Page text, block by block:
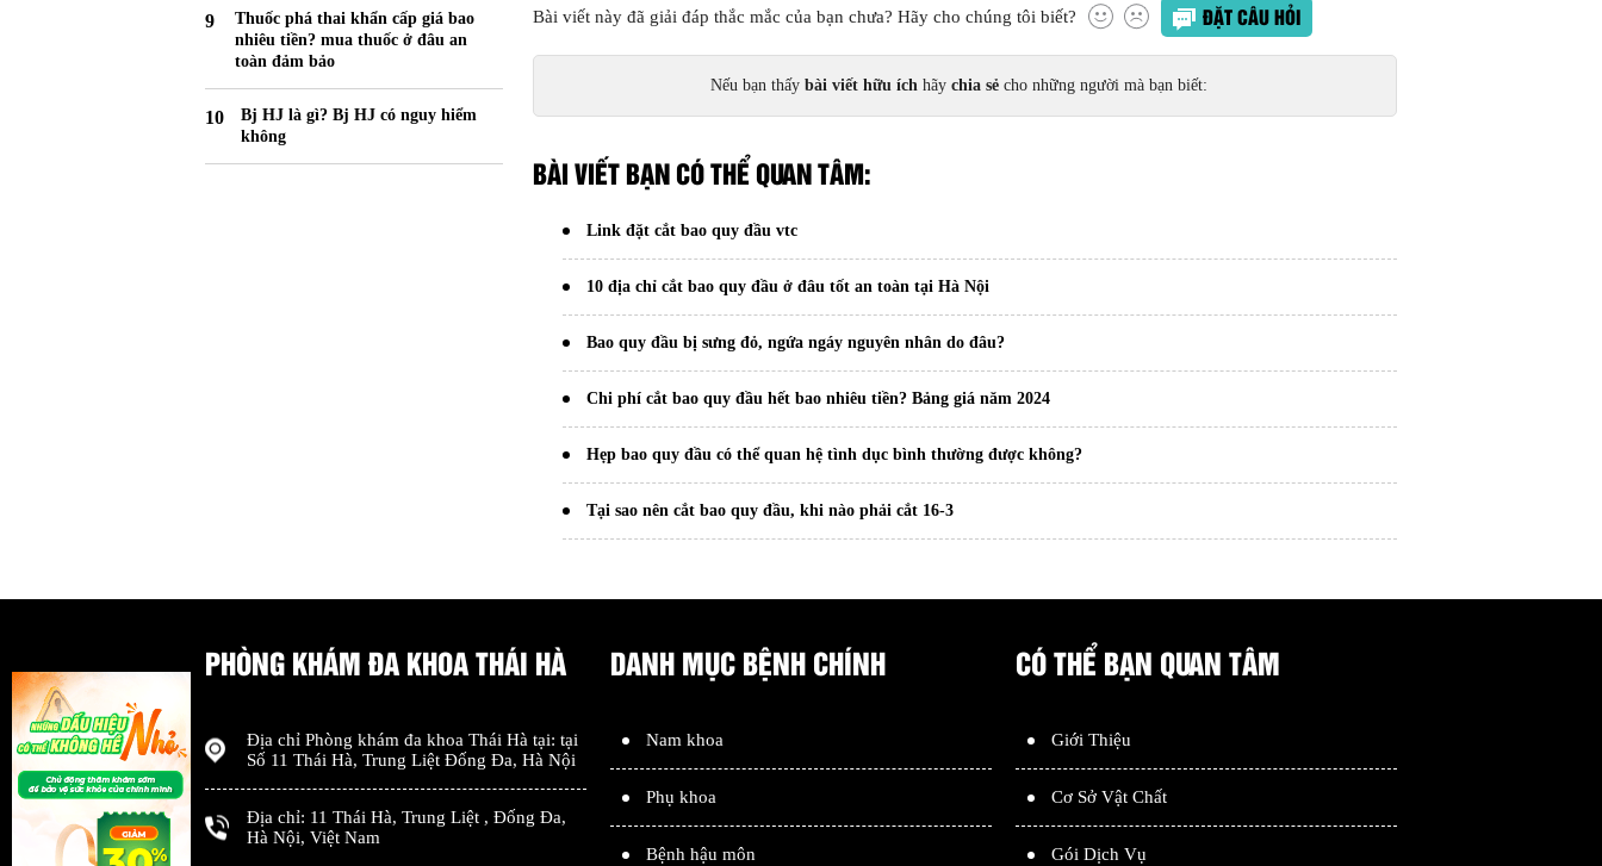
Bài viết này đã giải đáp thắc mắc của bạn chưa? Hãy cho chúng tôi biết? ĐẶT CÂU HỎI
Nếu bạn thấy bài viết hữu ích hãy chia sẻ cho những người mà bạn biết:
BÀI VIẾT BẠN CÓ THỂ QUAN TÂM:
Link đặt cắt bao quy đầu vtc
10 địa chỉ cắt bao quy đầu ở đâu tốt an toàn tại Hà Nội
Bao quy đầu bị sưng đỏ, ngứa ngáy nguyên nhân do đâu?
Chi phí cắt bao quy đầu hết bao nhiêu tiền? Bảng giá năm 2024
Hẹp bao quy đầu có thể quan hệ tình dục bình thường được không?
Tại sao nên cắt bao quy đầu, khi nào phải cắt 16-3
Thuốc phá thai khẩn cấp giá bao
nhiêu tiền? mua thuốc ở đâu an
toàn đảm bảo
Bj HJ là gì? Bj HJ có nguy hiểm
không
PHÒNG KHÁM ĐA KHOA THÁI HÀ
Địa chỉ Phòng khám đa khoa Thái Hà tại: tại
Số 11 Thái Hà, Trung Liệt Đống Đa, Hà Nội
Địa chỉ: 11 Thái Hà, Trung Liệt , Đống Đa,
Hà Nội, Việt Nam
DANH MỤC BỆNH CHÍNH
Nam khoa
Phụ khoa
Bệnh hậu môn
CÓ THỂ BẠN QUAN TÂM
Giới Thiệu
Cơ Sở Vật Chất
Gói Dịch Vụ